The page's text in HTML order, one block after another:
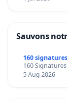
Sauvons
160 signatures
160
5 Aug 2026